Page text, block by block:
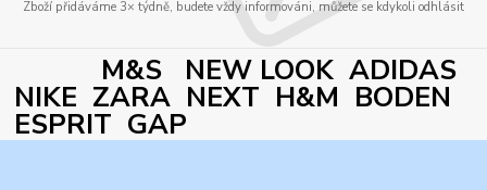
Zboží přidáváme 3× týdně, budete vždy informováni, můžete se kdykoli odhlásit
M&S NEW LOOK ADIDAS
NIKE ZARA NEXT H&M BODEN
ESPRIT GAP